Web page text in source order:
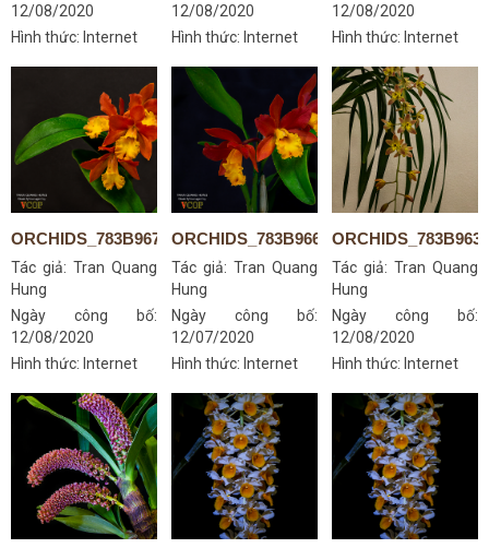
12/08/2020
Hình thức: Internet
12/08/2020
Hình thức: Internet
12/08/2020
Hình thức: Internet
ORCHIDS_783B9674S
Tác giả:Tran Quang
Hung
Ngày công bố:
12/08/2020
Hình thức: Internet
ORCHIDS_783B9662S
Tác giả: Tran Quang
Hung
Ngày công bố:
12/07/2020
Hình thức: Internet
Tác giả: Tran Quang
Hung
Ngày công bố:
12/08/2020
Hình thức: Internet